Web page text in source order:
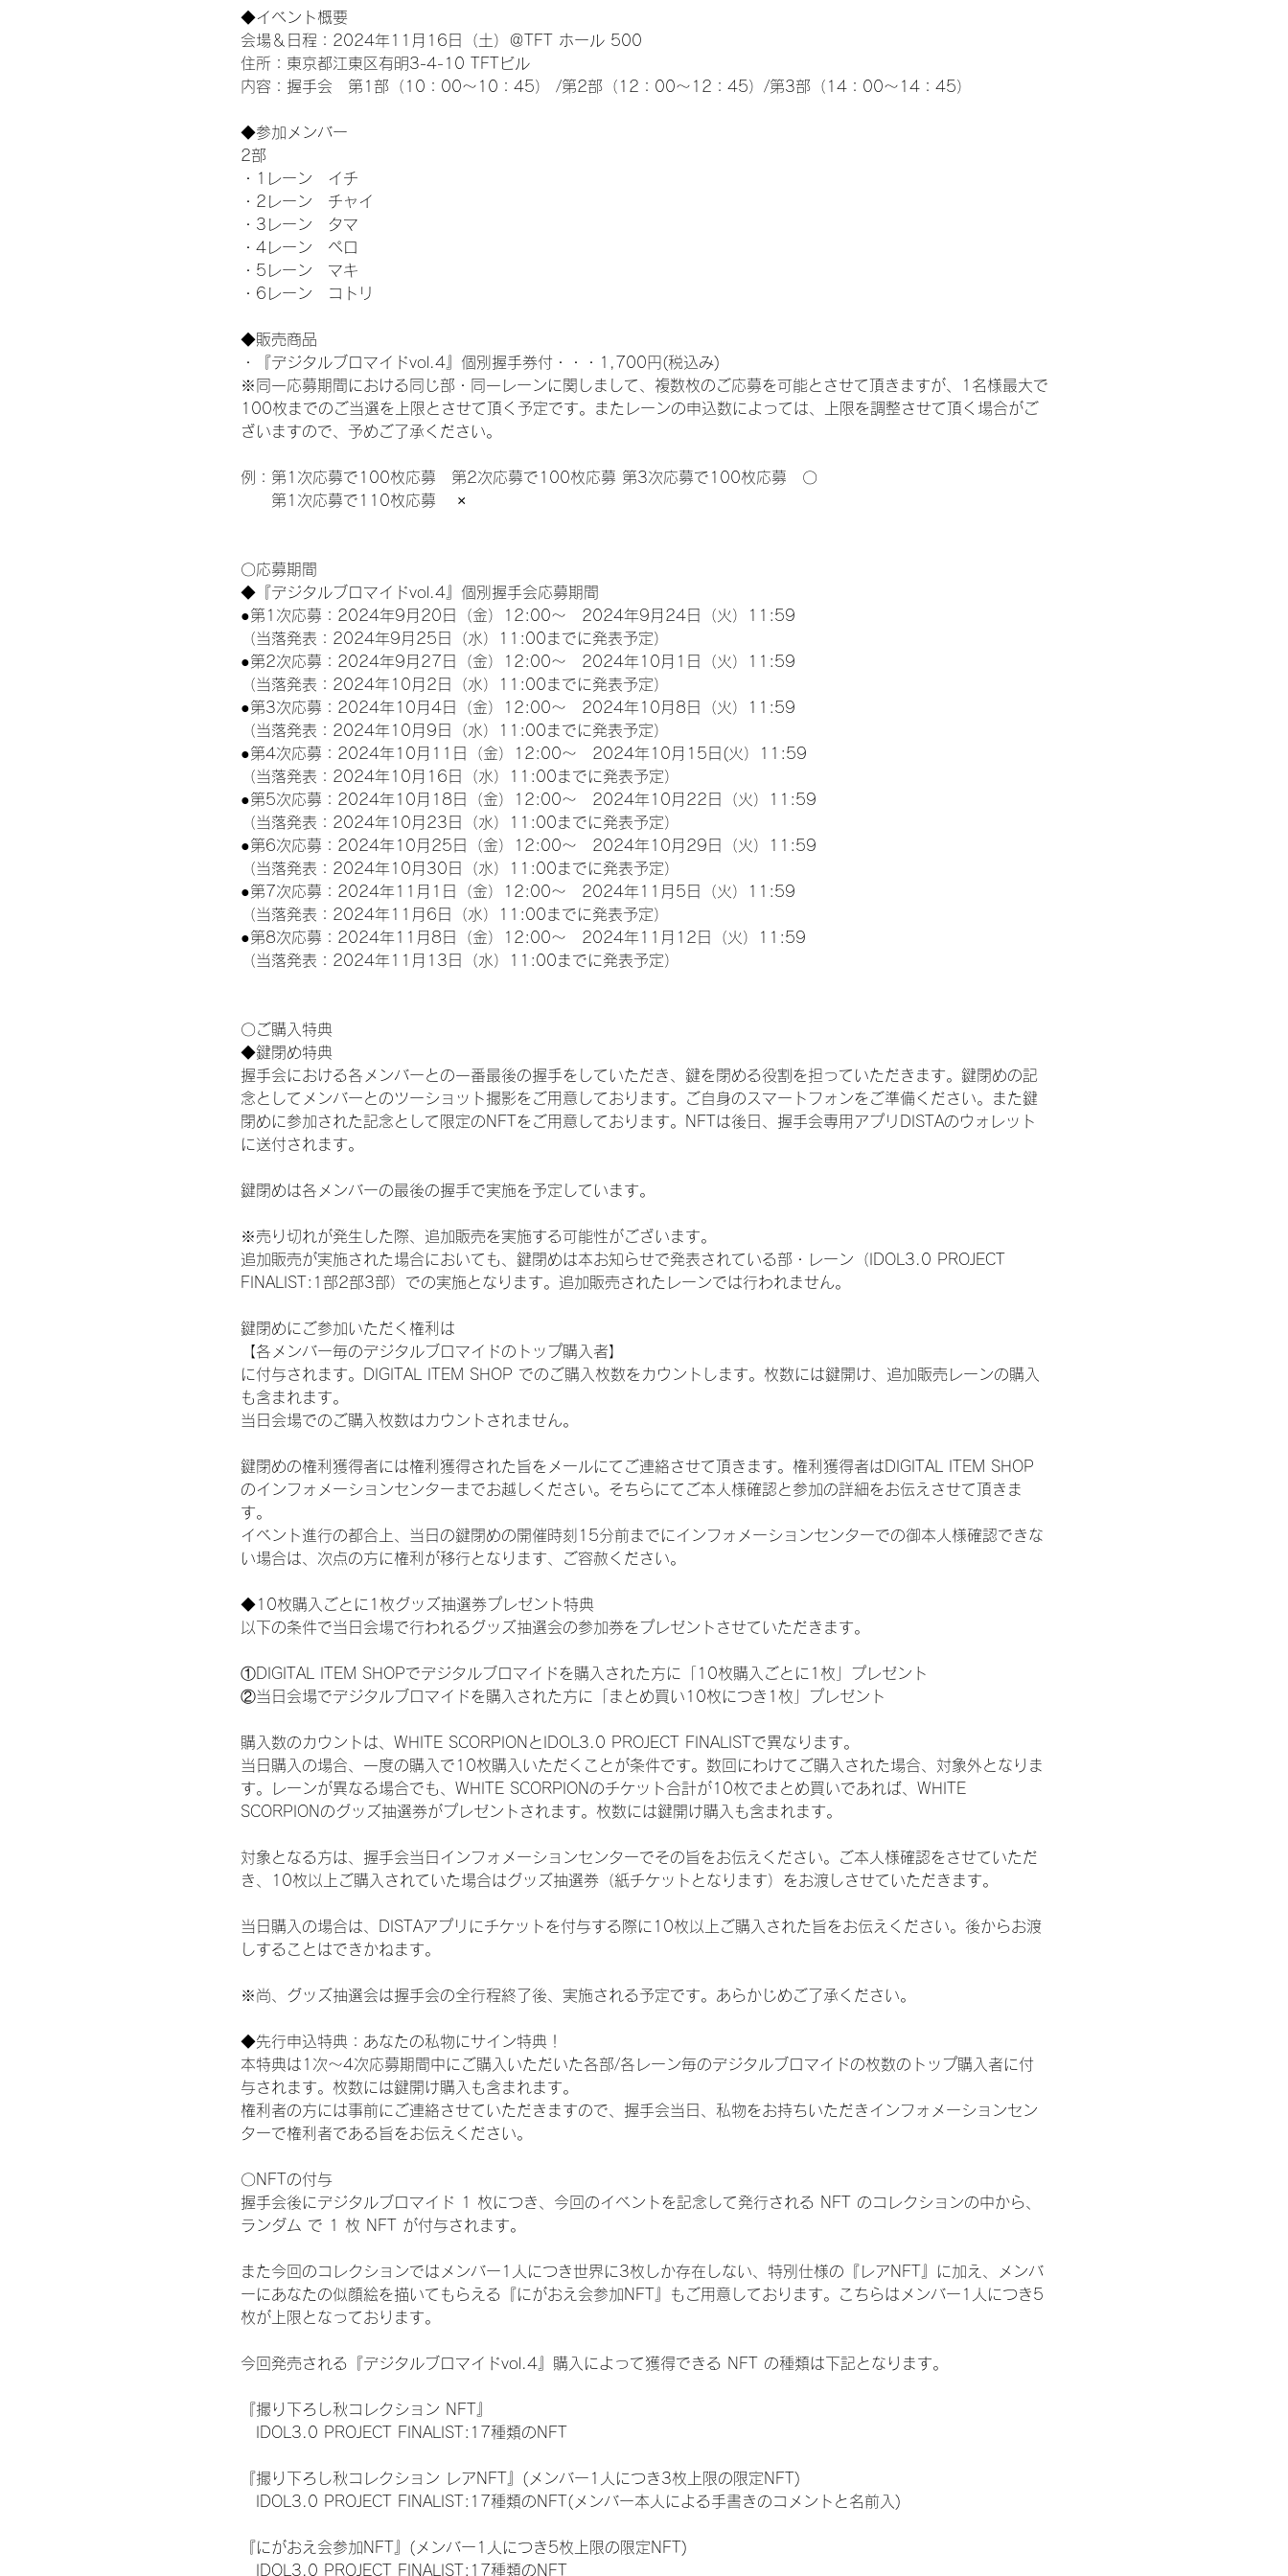
◆イベント概要
会場＆日程：2024年11月16日（土）＠TFT ホール 500
住所：東京都江東区有明3-4-10 TFTビル
内容：握手会　第1部（10：00～10：45） /第2部（12：00～12：45）/第3部（14：00～14：45）
◆参加メンバー
2部
・1レーン　イチ
・2レーン　チャイ
・3レーン　タマ
・4レーン　ペロ
・5レーン　マキ
・6レーン　コトリ
◆販売商品
・『デジタルブロマイドvol.4』個別握手券付・・・1,700円(税込み)
※同一応募期間における同じ部・同一レーンに関しまして、複数枚のご応募を可能とさせて頂きますが、1名様最大で
100枚までのご当選を上限とさせて頂く予定です。またレーンの申込数によっては、上限を調整させて頂く場合がご
ざいますので、予めご了承ください。
例：第1次応募で100枚応募　第2次応募で100枚応募 第3次応募で100枚応募　〇
第1次応募で110枚応募　 ×
〇応募期間
◆『デジタルブロマイドvol.4』個別握手会応募期間
●第1次応募：2024年9月20日（金）12:00～　2024年9月24日（火）11:59
（当落発表：2024年9月25日（水）11:00までに発表予定）
●第2次応募：2024年9月27日（金）12:00～　2024年10月1日（火）11:59
（当落発表：2024年10月2日（水）11:00までに発表予定）
●第3次応募：2024年10月4日（金）12:00～　2024年10月8日（火）11:59
（当落発表：2024年10月9日（水）11:00までに発表予定）
●第4次応募：2024年10月11日（金）12:00～　2024年10月15日(火）11:59
（当落発表：2024年10月16日（水）11:00までに発表予定）
●第5次応募：2024年10月18日（金）12:00～　2024年10月22日（火）11:59
（当落発表：2024年10月23日（水）11:00までに発表予定）
●第6次応募：2024年10月25日（金）12:00～　2024年10月29日（火）11:59
（当落発表：2024年10月30日（水）11:00までに発表予定）
●第7次応募：2024年11月1日（金）12:00～　2024年11月5日（火）11:59
（当落発表：2024年11月6日（水）11:00までに発表予定）
●第8次応募：2024年11月8日（金）12:00～　2024年11月12日（火）11:59
（当落発表：2024年11月13日（水）11:00までに発表予定）
〇ご購入特典
◆鍵閉め特典
握手会における各メンバーとの一番最後の握手をしていただき、鍵を閉める役割を担っていただきます。鍵閉めの記
念としてメンバーとのツーショット撮影をご用意しております。ご自身のスマートフォンをご準備ください。また鍵
閉めに参加された記念として限定のNFTをご用意しております。NFTは後日、握手会専用アプリDISTAのウォレット
に送付されます。
鍵閉めは各メンバーの最後の握手で実施を予定しています。
※売り切れが発生した際、追加販売を実施する可能性がございます。
追加販売が実施された場合においても、鍵閉めは本お知らせで発表されている部・レーン（IDOL3.0 PROJECT
FINALIST:1部2部3部）での実施となります。追加販売されたレーンでは行われません。
鍵閉めにご参加いただく権利は
【各メンバー毎のデジタルブロマイドのトップ購入者】
に付与されます。DIGITAL ITEM SHOP でのご購入枚数をカウントします。枚数には鍵開け、追加販売レーンの購入
も含まれます。
当日会場でのご購入枚数はカウントされません。
鍵閉めの権利獲得者には権利獲得された旨をメールにてご連絡させて頂きます。権利獲得者はDIGITAL ITEM SHOP
のインフォメーションセンターまでお越しください。そちらにてご本人様確認と参加の詳細をお伝えさせて頂きま
す。
イベント進行の都合上、当日の鍵閉めの開催時刻15分前までにインフォメーションセンターでの御本人様確認できな
い場合は、次点の方に権利が移行となります、ご容赦ください。
◆10枚購入ごとに1枚グッズ抽選券プレゼント特典
以下の条件で当日会場で行われるグッズ抽選会の参加券をプレゼントさせていただきます。
①DIGITAL ITEM SHOPでデジタルブロマイドを購入された方に「10枚購入ごとに1枚」プレゼント
②当日会場でデジタルブロマイドを購入された方に「まとめ買い10枚につき1枚」プレゼント
購入数のカウントは、WHITE SCORPIONとIDOL3.0 PROJECT FINALISTで異なります。
当日購入の場合、一度の購入で10枚購入いただくことが条件です。数回にわけてご購入された場合、対象外となりま
す。レーンが異なる場合でも、WHITE SCORPIONのチケット合計が10枚でまとめ買いであれば、WHITE
SCORPIONのグッズ抽選券がプレゼントされます。枚数には鍵開け購入も含まれます。
対象となる方は、握手会当日インフォメーションセンターでその旨をお伝えください。ご本人様確認をさせていただ
き、10枚以上ご購入されていた場合はグッズ抽選券（紙チケットとなります）をお渡しさせていただきます。
当日購入の場合は、DISTAアプリにチケットを付与する際に10枚以上ご購入された旨をお伝えください。後からお渡
しすることはできかねます。
※尚、グッズ抽選会は握手会の全行程終了後、実施される予定です。あらかじめご了承ください。
◆先行申込特典：あなたの私物にサイン特典！
本特典は1次〜4次応募期間中にご購入いただいた各部/各レーン毎のデジタルブロマイドの枚数のトップ購入者に付
与されます。枚数には鍵開け購入も含まれます。
権利者の方には事前にご連絡させていただきますので、握手会当日、私物をお持ちいただきインフォメーションセン
ターで権利者である旨をお伝えください。
〇NFTの付与
握手会後にデジタルブロマイド 1 枚につき、今回のイベントを記念して発行される NFT のコレクションの中から、
ランダム で 1 枚 NFT が付与されます。
また今回のコレクションではメンバー1人につき世界に3枚しか存在しない、特別仕様の『レアNFT』に加え、メンバ
ーにあなたの似顔絵を描いてもらえる『にがおえ会参加NFT』もご用意しております。こちらはメンバー1人につき5
枚が上限となっております。
今回発売される『デジタルブロマイドvol.4』購入によって獲得できる NFT の種類は下記となります。
『撮り下ろし秋コレクション NFT』
IDOL3.0 PROJECT FINALIST:17種類のNFT
『撮り下ろし秋コレクション レアNFT』(メンバー1人につき3枚上限の限定NFT)
IDOL3.0 PROJECT FINALIST:17種類のNFT(メンバー本人による手書きのコメントと名前入)
『にがおえ会参加NFT』(メンバー1人につき5枚上限の限定NFT)
IDOL3.0 PROJECT FINALIST:17種類のNFT